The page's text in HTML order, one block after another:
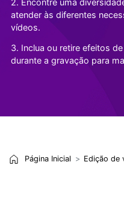
2. Encontre uma
atender às diferentes
vídeos.
3. Inclua ou retire efeitos
durante a gravação para
Página Inicial Edição de